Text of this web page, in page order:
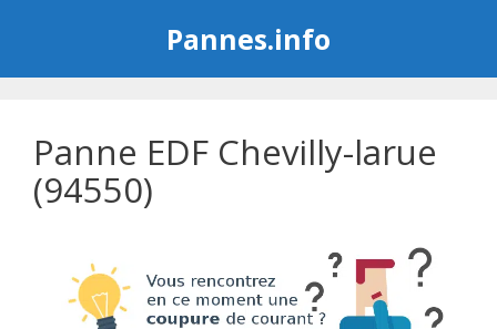
Pannes.info
Panne EDF Chevilly-larue
(94550)